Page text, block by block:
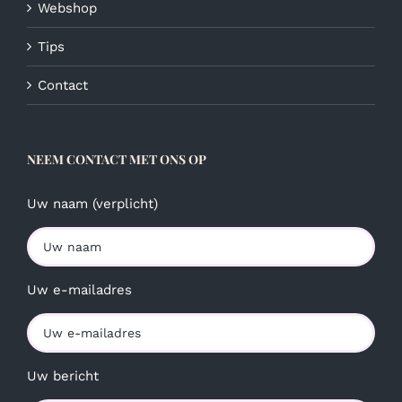
Webshop
Tips
Contact
NEEM CONTACT MET ONS OP
Uw naam (verplicht)
Uw e-mailadres
Uw bericht